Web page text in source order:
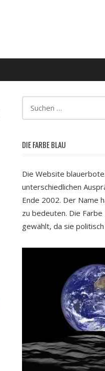
DIE FARBE BLAU
Die Website
unterschiedlichen
Ende 2002. Der Name
zu bedeuten. Die
gewählt, da sie